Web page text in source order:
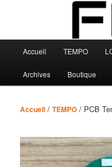
principalFBS
Accueil TEMPO
Archives Boutique
Accueil /TEMPO / PCB